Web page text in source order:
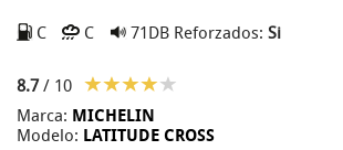
C C 71DB Reforzados: Si
8.7/ 10
Marca: MICHELIN
Modelo: LATITUDE CROSS